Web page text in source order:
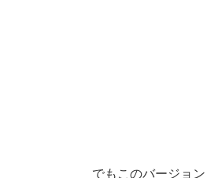
でもこのバージョン